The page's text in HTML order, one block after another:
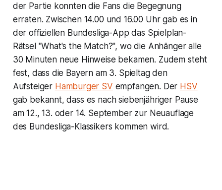
der Partie konnten die Fans die Begegnung
erraten. Zwischen 14.00 und 16.00 Uhr gab es in
der offiziellen Bundesliga-App das Spielplan-
Rätsel "What's the Match?", wo die Anhänger alle
30 Minuten neue Hinweise bekamen. Zudem steht
fest, dass die Bayern am 3. Spieltag den
Aufsteiger Hamburger SV empfangen. Der HSV
gab bekannt, dass es nach siebenjähriger Pause
am 12., 13. oder 14. September zur Neuauflage
des Bundesliga-Klassikers kommen wird.